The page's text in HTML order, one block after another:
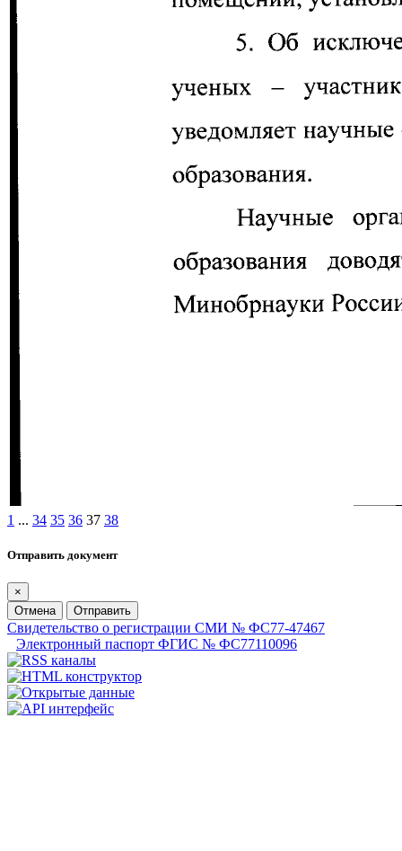
1 ... 34 35 36 37 38
Отправить документ
×
Отмена
Отправить
Свидетельство о регистрации СМИ № ФС77-47467
Электронный паспорт ФГИС № ФС77110096